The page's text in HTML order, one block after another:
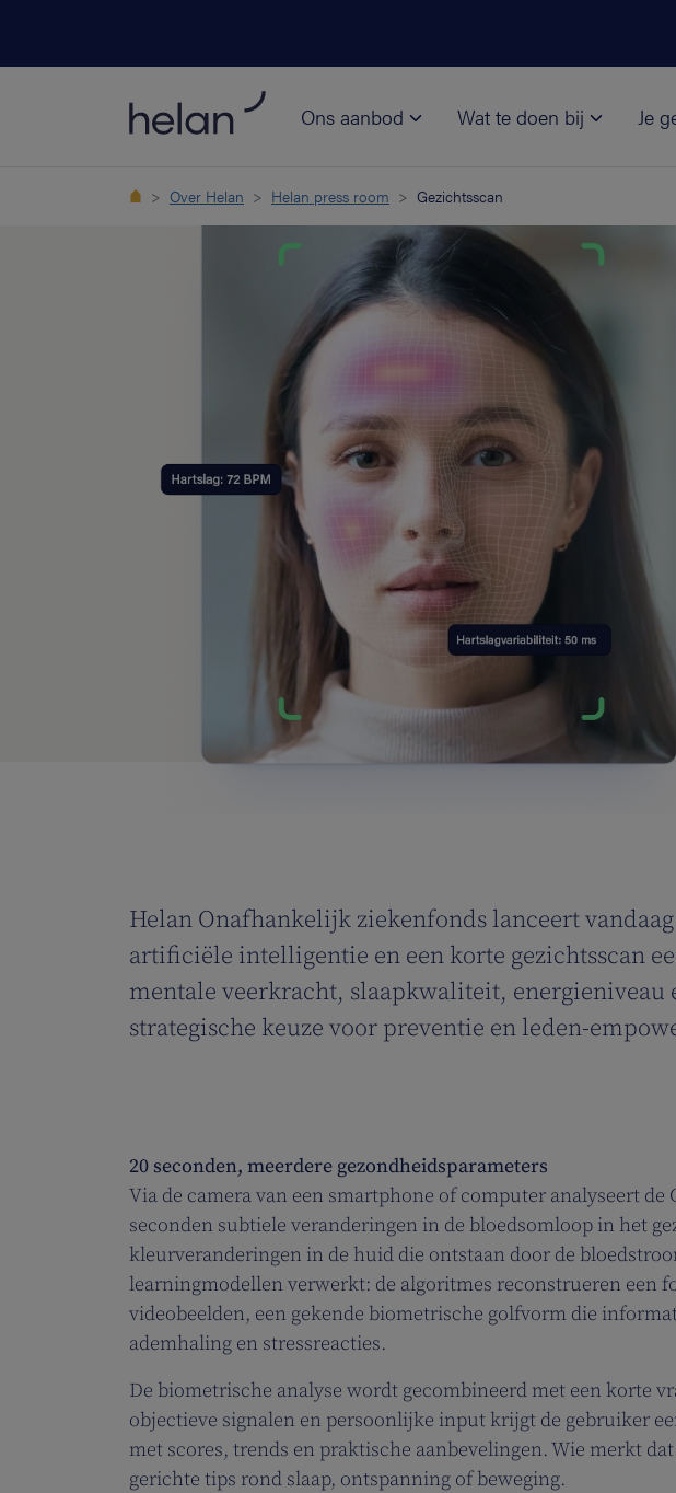
Ons aanbod Wat te doen bij Je
Over Helan Helan press room Gezichtsscan
Helan Onafhankelijk ziekenfonds lanceert
artificiële intelligentie en een korte gezichtsscan
mentale veerkracht, slaapkwaliteit, energieniveau
strategische keuze voor preventie en leden-
20 seconden, meerdere gezondheidsparameters
Via de camera van een smartphone of computer analyseert de
seconden subtiele veranderingen in de bloedsomloop in het
kleurveranderingen in de huid die ontstaan door de
learningmodellen verwerkt: de algoritmes reconstrueren een
videobeelden, een gekende biometrische golfvorm die
ademhaling en stressreacties.
De biometrische analyse wordt gecombineerd met een korte
objectieve signalen en persoonlijke input krijgt de gebruiker
met scores, trends en praktische aanbevelingen. Wie merkt
gerichte tips rond slaap, ontspanning of beweging.